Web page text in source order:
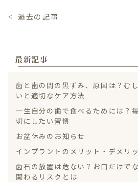
WEB予
＜ 過去の記事
最新記事
歯と歯の間の黒ずみ、原因は？む
いと適切なケア方法
一生自分の歯で食べるためには？
切にしたい習慣
お盆休みのお知らせ
インプラントのメリット・デメリ
歯石の放置は危ない？お口だけで
関わるリスクとは